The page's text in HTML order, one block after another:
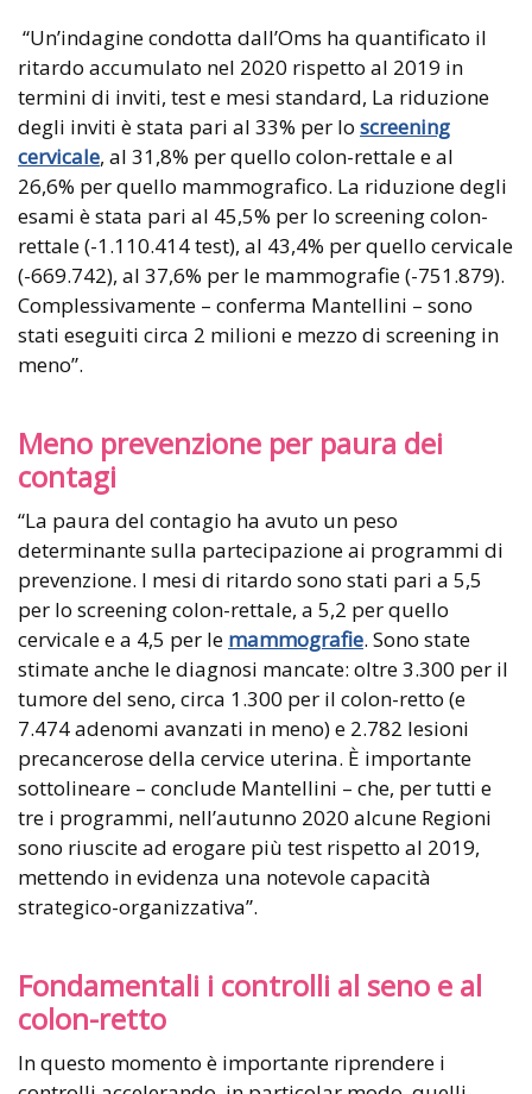
“Un’indagine condotta dall’Oms ha quantificato il
ritardo accumulato nel 2020 rispetto al 2019 in
termini di inviti, test e mesi standard, La riduzione
degli inviti è stata pari al 33% per lo screening
cervicale, al 31,8% per quello colon-rettale e al
26,6% per quello mammografico. La riduzione degli
esami è stata pari al 45,5% per lo screening colon-
rettale (-1.110.414 test), al 43,4% per quello cervicale
(-669.742), al 37,6% per le mammografie (-751.879).
Complessivamente – conferma Mantellini – sono
stati eseguiti circa 2 milioni e mezzo di screening in
meno”.
Meno prevenzione per paura dei
contagi
“La paura del contagio ha avuto un peso
determinante sulla partecipazione ai programmi di
prevenzione. I mesi di ritardo sono stati pari a 5,5
per lo screening colon-rettale, a 5,2 per quello
cervicale e a 4,5 per le mammografie. Sono state
stimate anche le diagnosi mancate: oltre 3.300 per il
tumore del seno, circa 1.300 per il colon-retto (e
7.474 adenomi avanzati in meno) e 2.782 lesioni
precancerose della cervice uterina. È importante
sottolineare – conclude Mantellini – che, per tutti e
tre i programmi, nell’autunno 2020 alcune Regioni
sono riuscite ad erogare più test rispetto al 2019,
mettendo in evidenza una notevole capacità
strategico-organizzativa”.
Fondamentali i controlli al seno e al
colon-retto
In questo momento è importante riprendere i